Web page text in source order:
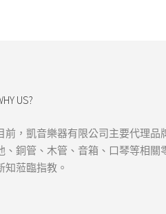
US?
前，凱音樂器有限公司主要代理品
、銅管、木管、音箱、口琴等相關
知蒞臨指教。